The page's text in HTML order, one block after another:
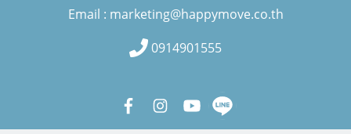
Email : marketing@happymove.co.th
0914901555